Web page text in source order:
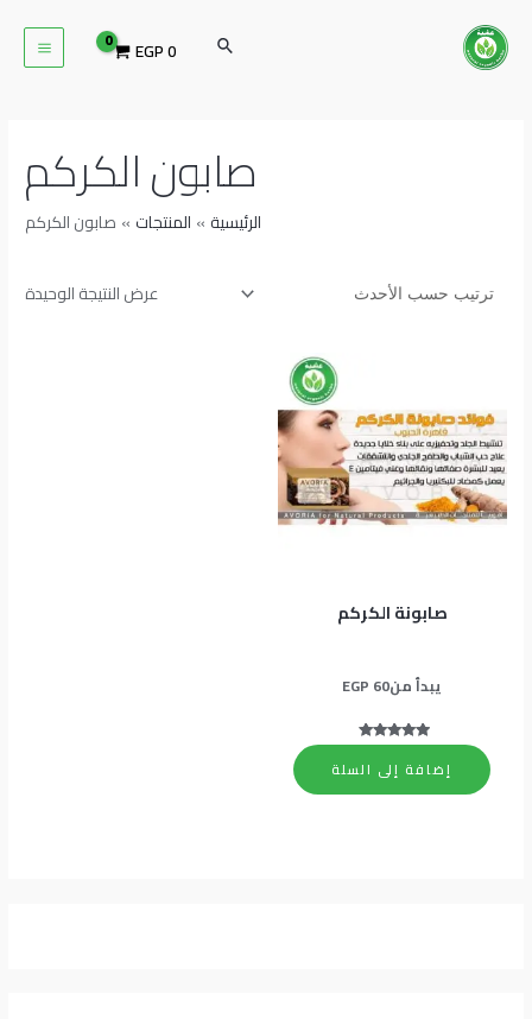
المحتوى
البحث EGP0
صابون الكركم
الرئيسية المنتجات صابون الكركم
عرض النتيجة الوحيدة
صابونة الكركم
يبدأ من EGP 60
5.00
من 5
إضافة إلى السلة